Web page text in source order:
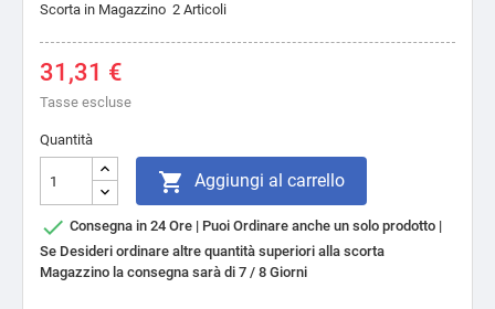
Scorta in Magazzino 2 Articoli
31,31 €
Tasse escluse
Quantità
 Aggiungi al carrello
 Consegna in 24 Ore | Puoi Ordinare anche un solo prodotto |
Se Desideri ordinare altre quantità superiori alla scorta
Magazzino la consegna sarà di 7 / 8 Giorni